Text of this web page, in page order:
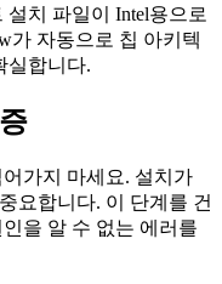
치 파일이 Intel용으로
가 자동으로 칩 아키텍
실합니다.
가지 마세요. 설치가
요합니다. 이 단계를 건
을 알 수 없는 에러를